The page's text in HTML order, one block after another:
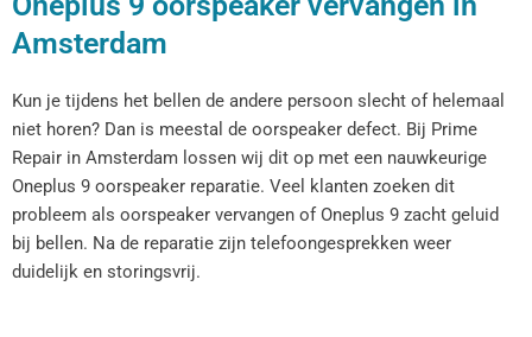
Amsterdam
Kun je tijdens het bellen de andere persoon slecht of helemaal
niet horen? Dan is meestal de oorspeaker defect. Bij Prime
Repair in Amsterdam lossen wij dit op met een nauwkeurige
Oneplus 9 oorspeaker reparatie. Veel klanten zoeken dit
probleem als oorspeaker vervangen of Oneplus 9 zacht geluid
bij bellen. Na de reparatie zijn telefoongesprekken weer
duidelijk en storingsvrij.